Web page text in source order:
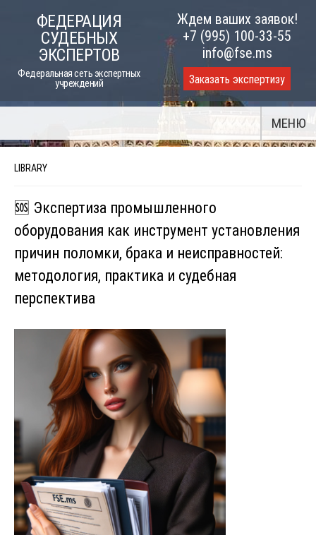
ФЕДЕРАЦИЯ
СУДЕБНЫХ
ЭКСПЕРТОВ
Федеральная сеть экспертных
учреждений
Ждем ваших заявок!
+7 (995) 100-33-55
info@fse.ms
Заказать экспертизу
МЕНЮ
LIBRARY
🆘 Экспертиза промышленного
оборудования как инструмент установления
причин поломки, брака и неисправностей:
методология, практика и судебная
перспектива